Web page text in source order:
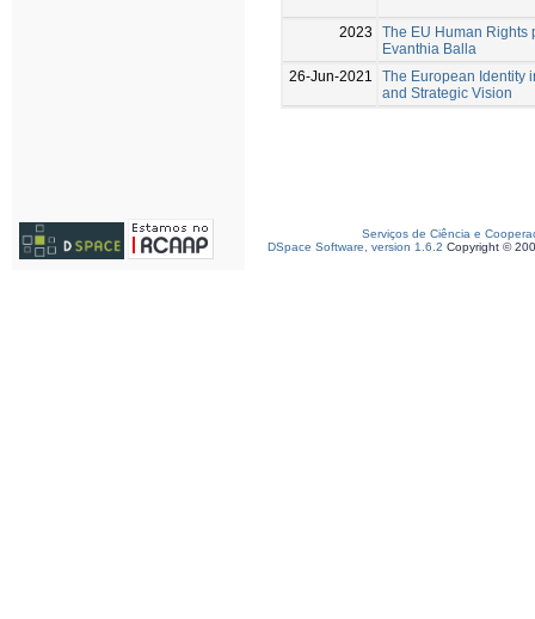
2023
The EU Human Rights
Evanthia Balla
26-Jun-2021
The European Identity
and Strategic Vision
Serviços de Ciência e
DSpace Software, version 1.6.2 Copyright ©